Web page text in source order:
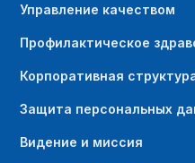
Управление качеством
Профилактическое
Корпоративная
Защита персональных
Видение и миссия